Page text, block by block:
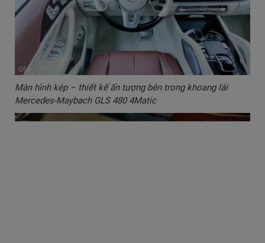
Màn hình kép – thiết kế ấn tượng bên trong khoang lái
Mercedes-Maybach GLS 480 4Matic